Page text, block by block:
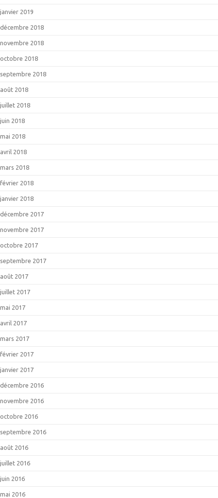
janvier 2019
décembre 2018
novembre 2018
octobre 2018
septembre 2018
août 2018
juillet 2018
juin 2018
mai 2018
avril 2018
mars 2018
février 2018
janvier 2018
décembre 2017
novembre 2017
octobre 2017
septembre 2017
août 2017
juillet 2017
mai 2017
avril 2017
mars 2017
février 2017
janvier 2017
décembre 2016
novembre 2016
octobre 2016
septembre 2016
août 2016
juillet 2016
juin 2016
mai 2016